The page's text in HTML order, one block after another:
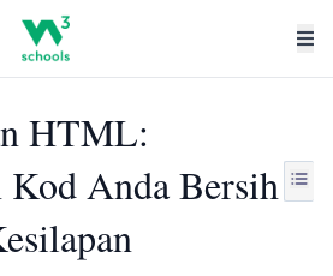
HTML:
Anda Bersih